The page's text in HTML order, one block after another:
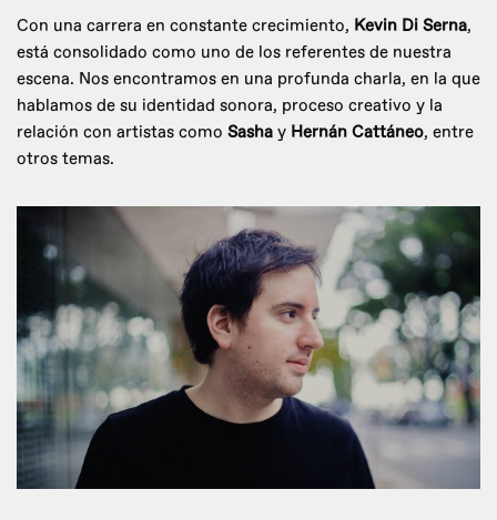
Con una carrera en constante crecimiento, Kevin Di Serna,
está consolidado como uno de los referentes de nuestra
escena. Nos encontramos en una profunda charla, en la que
hablamos de su identidad sonora, proceso creativo y la
relación con artistas como Sasha y Hernán Cattáneo, entre
otros temas.